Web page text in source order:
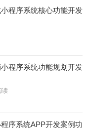
程序系统核心功能开发
程序系统功能规划开发
读
序系统APP开发案例功